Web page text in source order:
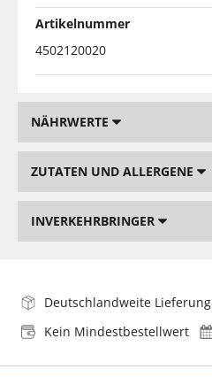
Artikelnummer
4502120020
NÄHRWERTE
ZUTATEN UND ALLERGENE
INVERKEHRBRINGER
Deutschlandweite Lieferung
Kein Mindestbestellwert